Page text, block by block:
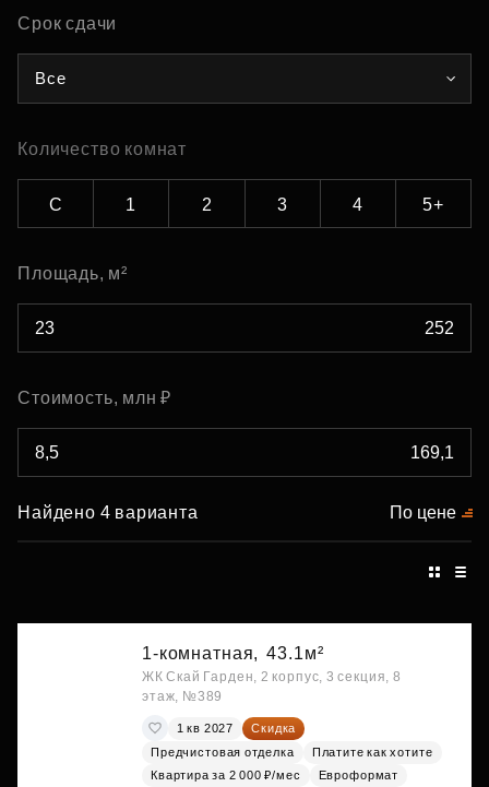
Срок сдачи
Все
Количество комнат
С 1 2 3 4 5+
Площадь, м²
Стоимость, млн ₽
Найдено 4 варианта По цене
1-комнатная, 43.1м²
ЖК Скай Гарден, 2 корпус, 3 секция, 8
этаж, №389
1 кв 2027
Скидка
Предчистовая отделка
Платите как хотите
Квартира за 2 000 ₽/мес
Евроформат